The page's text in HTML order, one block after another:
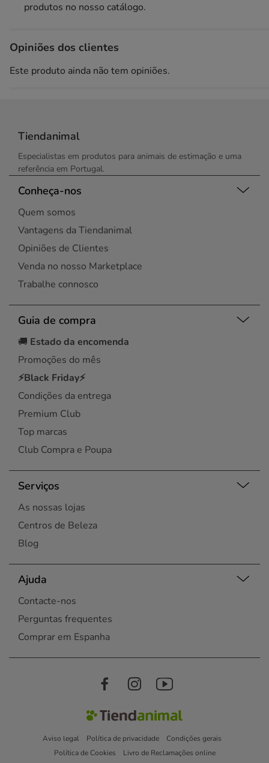
produtos no nosso catálogo.
Opiniões dos clientes
Este produto ainda não tem opiniões.
Tiendanimal
Especialistas em produtos para animais de estimação e uma
referência em Portugal.
Conheça-nos
Quem somos
Vantagens da Tiendanimal
Opiniões de Clientes
Venda no nosso Marketplace
Trabalhe connosco
Guia de compra
🚚 Estado da encomenda
Promoções do mês
⚡Black Friday⚡
Condições da entrega
Premium Club
Top marcas
Club Compra e Poupa
Serviços
As nossas lojas
Centros de Beleza
Blog
Ajuda
Contacte-nos
Perguntas frequentes
Comprar em Espanha
Aviso legal Política de privacidade
Condições gerais
Política de Cookies
Livro de Reclamações online